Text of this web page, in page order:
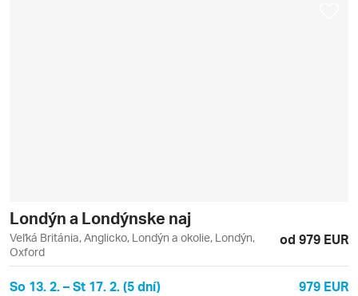
Londýn a Londýnske naj
Veľká Británia, Anglicko, Londýn a okolie, Londýn,
Oxford
od 979 EUR
So 13. 2. – St 17. 2. (5 dní) 979 EUR